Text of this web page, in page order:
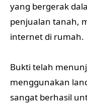
yang bergerak
penjualan tanah,
internet di rumah.
Bukti telah
menggunakan
sangat berhasil